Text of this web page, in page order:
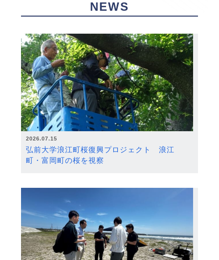
NEWS
2026.07.15
弘前大学浪江町桜復興プロジェクト 浪江
町・富岡町の桜を視察